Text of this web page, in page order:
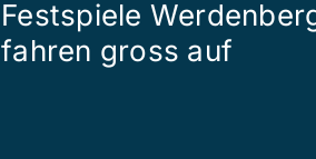
Festspiele
fahren gross auf